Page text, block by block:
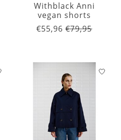
Withblack Anni
vegan shorts
€55,96 €79,95